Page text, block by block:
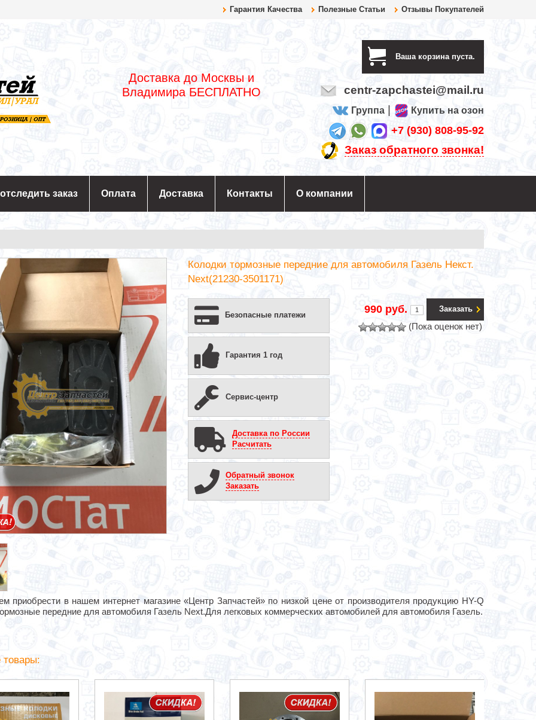
Гарантия Качества Полезные Статьи Отзывы Покупателей
Доставка до Москвы и
Владимира БЕСПЛАТНО
Ваша корзина пуста.
centr-zapchastei@mail.ru
Группа Купить на озон
+7 (930) 808-95-92
Заказ обратного звонка!
заказ Оплата Доставка Контакты О компании
Колодки тормозные передние для автомобиля Газель Некст.
Next(21230-3501171)
990 руб. Заказать
(Пока оценок нет)
Безопасные платежи
Гарантия 1 год
Сервис-центр
Доставка по России
Расчитать
Обратный звонок
Заказать
приобрести в нашем интернет магазине «Центр Запчастей» по низкой цене от производителя продукцию HY-Q
передние для автомобиля Газель Next.Для легковых коммерческих автомобилей для автомобиля Газель.